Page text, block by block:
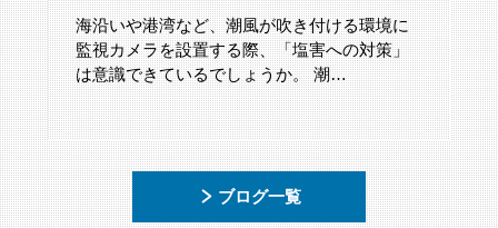
海沿いや港湾など、潮風が吹き付ける環境に
監視カメラを設置する際、「塩害への対策」
は意識できているでしょうか。 潮…
ブログ一覧